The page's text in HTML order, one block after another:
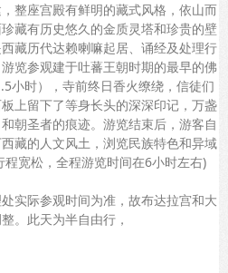
整座宫殿有鲜明的藏式风格，依山而
藏有历史悠久的金质灵塔和珍贵的壁
藏历代达赖喇嘛起居、诵经及处理行
览参观建于吐蕃王朝时期的最早的佛
小时），寺前终日香火缭绕，信徒们
上留下了等身长头的深深印记，万盏
朝圣者的痕迹。游览结束后，游客自
藏的人文风土，浏览民族特色和异域
程宽松，全程游览时间在6小时左右)
实际参观时间为准，故布达拉宫和大
。此天为半自由行，